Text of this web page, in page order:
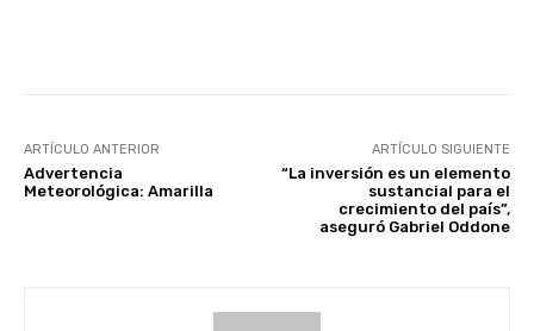
ARTÍCULO ANTERIOR
Advertencia
Meteorológica: Amarilla
ARTÍCULO SIGUIENTE
“La inversión es un elemento
sustancial para el
crecimiento del país”,
aseguró Gabriel Oddone